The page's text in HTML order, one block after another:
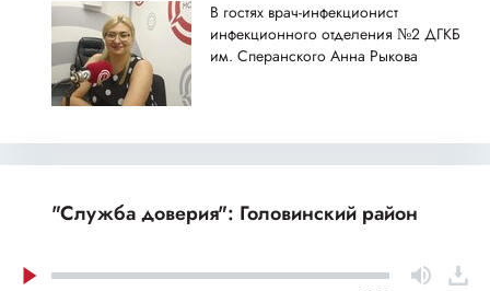
В гостях врач-инфекционист
инфекционного отделения №2 ДГКБ
им. Сперанского Анна Рыкова
"Служба доверия": Головинский район